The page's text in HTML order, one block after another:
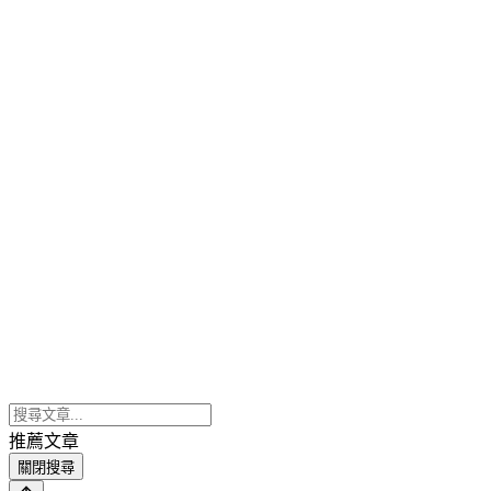
推薦文章
關閉搜尋